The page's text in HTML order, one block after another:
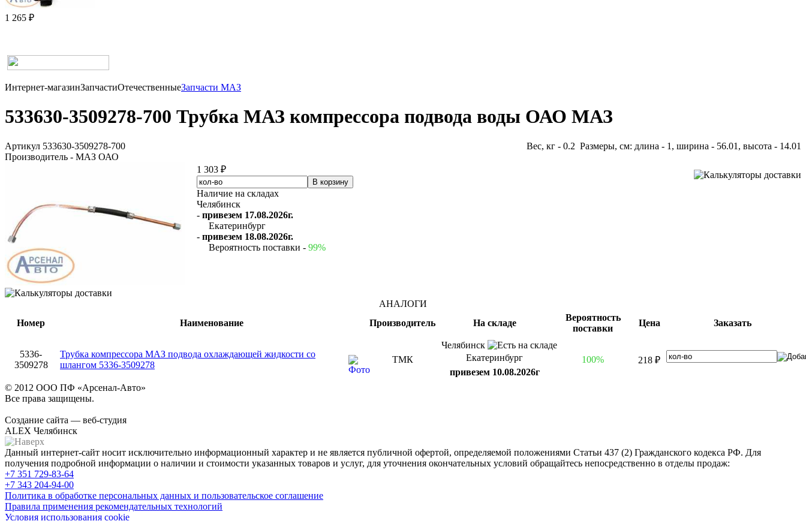
1 265 ₽
Интернет-магазинЗапчастиОтечественныеЗапчасти МАЗ
533630-3509278-700 Трубка МАЗ компрессора подвода воды ОАО МАЗ
Артикул 533630-3509278-700
Производитель - МАЗ ОАО
Вес, кг - 0.2 Размеры, см: длина - 1, ширина - 56.01, высота - 14.01
1 303 ₽
Наличие на складах
Челябинск
- привезем 17.08.2026г.
Екатеринбург
- привезем 18.08.2026г.
Вероятность поставки - 99%
АНАЛОГИ
Номер
Наименование Производитель На складе
Вероятность
поставки
Цена Заказать
5336-
3509278
Трубка компрессора МАЗ подвода охлаждающей жидкости со
шлангом 5336-3509278
ТМК
Челябинск
Екатеринбург
привезем 10.08.2026г
100% 218 ₽
© 2012 ООО ПФ «Арсенал-Авто»
Все права защищены.
Создание сайта — веб-студия
ALEX Челябинск
Данный интернет-сайт носит исключительно информационный характер и не является публичной офертой, определяемой положениями Статьи 437 (2) Гражданского кодекса РФ. Для
получения подробной информации о наличии и стоимости указанных товаров и услуг, для уточнения окончательных условий обращайтесь непосредственно в отделы продаж:
+7 351 729-83-64
+7 343 204-94-00
Политика в обработке персональных данных и пользовательское соглашение
Правила применения рекомендательных технологий
Условия использования cookie